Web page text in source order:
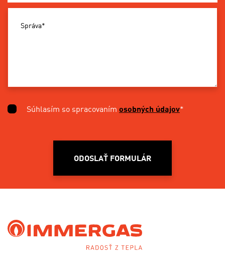
Správa*
Súhlasím so spracovaním osobných údajov*
ODOSLAŤ FORMULÁR